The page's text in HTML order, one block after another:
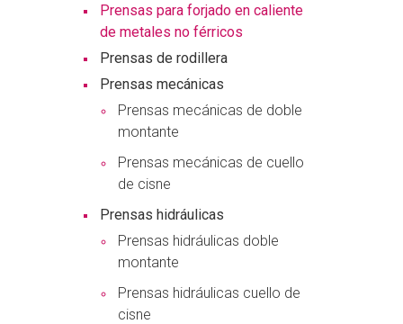
Prensas para forjado en caliente
de metales no férricos
Prensas de rodillera
Prensas mecánicas
Prensas mecánicas de doble
montante
Prensas mecánicas de cuello
de cisne
Prensas hidráulicas
Prensas hidráulicas doble
montante
Prensas hidráulicas cuello de
cisne